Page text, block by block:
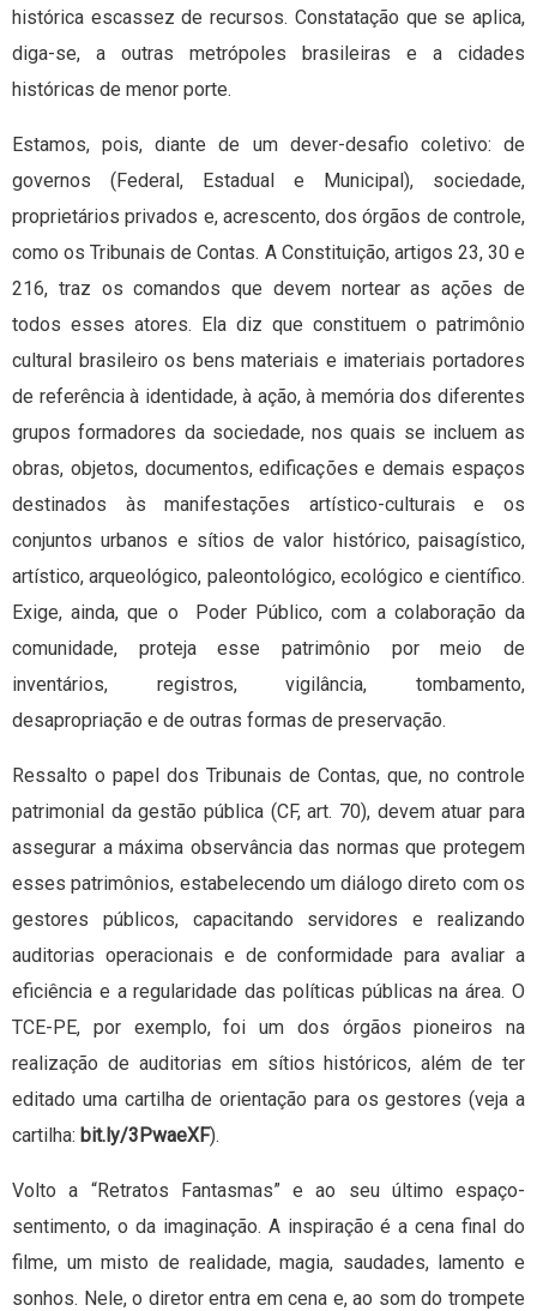
histórica escassez de recursos. Constatação que se aplica,
diga-se, a outras metrópoles brasileiras e a cidades
históricas de menor porte.
Estamos, pois, diante de um dever-desafio coletivo: de
governos (Federal, Estadual e Municipal), sociedade,
proprietários privados e, acrescento, dos órgãos de controle,
como os Tribunais de Contas. A Constituição, artigos 23, 30 e
216, traz os comandos que devem nortear as ações de
todos esses atores. Ela diz que constituem o patrimônio
cultural brasileiro os bens materiais e imateriais portadores
de referência à identidade, à ação, à memória dos diferentes
grupos formadores da sociedade, nos quais se incluem as
obras, objetos, documentos, edificações e demais espaços
destinados às manifestações artístico-culturais e os
conjuntos urbanos e sítios de valor histórico, paisagístico,
artístico, arqueológico, paleontológico, ecológico e científico.
Exige, ainda, que o Poder Público, com a colaboração da
comunidade, proteja esse patrimônio por meio de
inventários, registros, vigilância, tombamento,
desapropriação e de outras formas de preservação.
Ressalto o papel dos Tribunais de Contas, que, no controle
patrimonial da gestão pública (CF, art. 70), devem atuar para
assegurar a máxima observância das normas que protegem
esses patrimônios, estabelecendo um diálogo direto com os
gestores públicos, capacitando servidores e realizando
auditorias operacionais e de conformidade para avaliar a
eficiência e a regularidade das políticas públicas na área. O
TCE-PE, por exemplo, foi um dos órgãos pioneiros na
realização de auditorias em sítios históricos, além de ter
editado uma cartilha de orientação para os gestores (veja a
cartilha: bit.ly/3PwaeXF).
Volto a “Retratos Fantasmas” e ao seu último espaço-
sentimento, o da imaginação. A inspiração é a cena final do
filme, um misto de realidade, magia, saudades, lamento e
sonhos. Nele, o diretor entra em cena e, ao som do trompete